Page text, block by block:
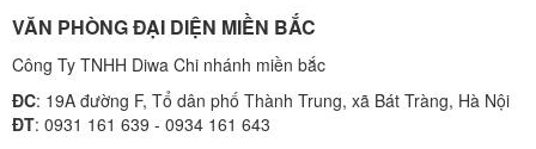
VĂN PHÒNG ĐẠI DIỆN MIỀN BẮC
Công Ty TNHH Diwa Chi nhánh miền bắc
ĐC: 19A đường F, Tổ dân phố Thành Trung, xã Bát Tràng, Hà Nội
ĐT: 0931 161 639 - 0934 161 643